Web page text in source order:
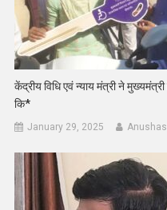
केंद्रीय विधि एवं न्याय मंत्री ने
कि*
January 29, 2025